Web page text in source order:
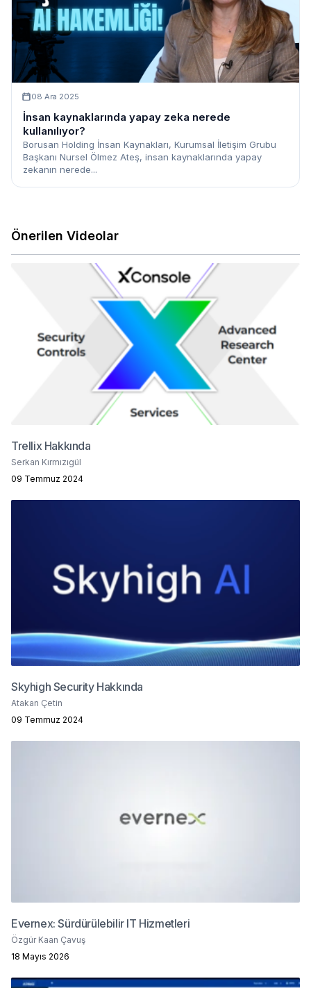
08 Ara 2025
İnsan kaynaklarında yapay zeka nerede
kullanılıyor?
Borusan Holding İnsan Kaynakları, Kurumsal İletişim Grubu
Başkanı Nursel Ölmez Ateş, insan kaynaklarında yapay
zekanın nerede...
Önerilen Videolar
Trellix Hakkında
Serkan Kırmızıgül
09 Temmuz 2024
Skyhigh Security Hakkında
Atakan Çetin
09 Temmuz 2024
Evernex: Sürdürülebilir IT Hizmetleri
Özgür Kaan Çavuş
18 Mayıs 2026